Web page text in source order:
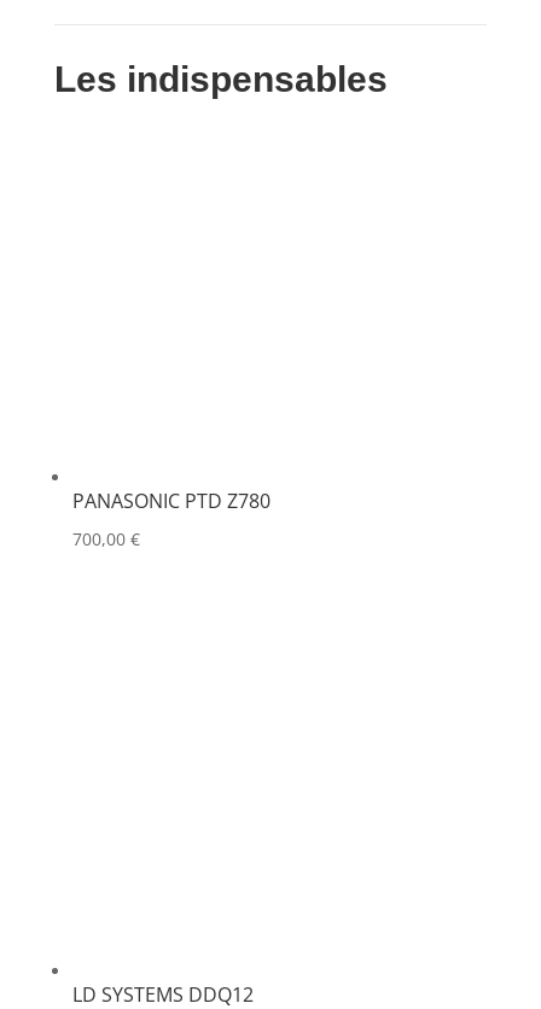
Les indispensables
PANASONIC PTD Z780
700,00 €
LD SYSTEMS DDQ12